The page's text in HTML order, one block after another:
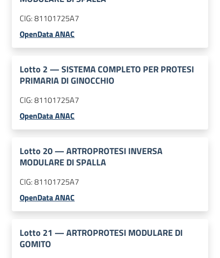
CIG:81101725A7
OpenData ANAC
Lotto 2 —SISTEMA COMPLETO PER PROTESI
PRIMARIA DI GINOCCHIO
CIG:81101725A7
OpenData ANAC
Lotto 20—ARTROPROTESI INVERSA
MODULARE DI SPALLA
CIG:81101725A7
OpenData ANAC
Lotto 21 —ARTROPROTESI MODULARE DI
GOMITO